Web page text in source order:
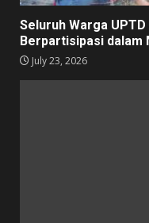
Seluruh Warga
Berpartisipasi dalam
July 23, 2026